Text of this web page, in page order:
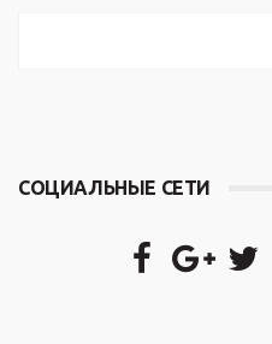
СОЦИАЛЬНЫЕ СЕТИ